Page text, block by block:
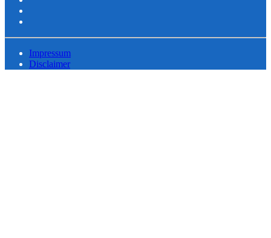
Impressum
Disclaimer